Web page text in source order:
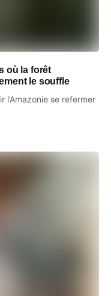
où la forêt
le souffle
l’Amazonie se refermer